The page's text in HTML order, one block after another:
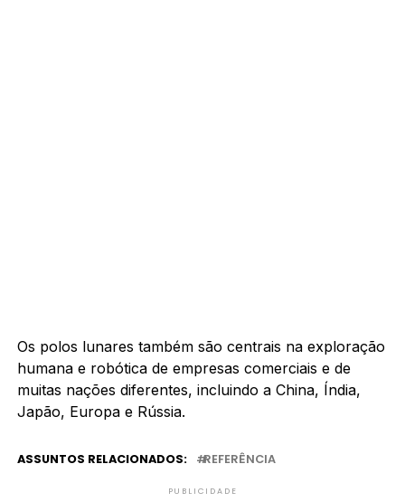
Os polos lunares também são centrais na exploração
humana e robótica de empresas comerciais e de
muitas nações diferentes, incluindo a China, Índia,
Japão, Europa e Rússia.
ASSUNTOS RELACIONADOS: REFERÊNCIA
PUBLICIDADE